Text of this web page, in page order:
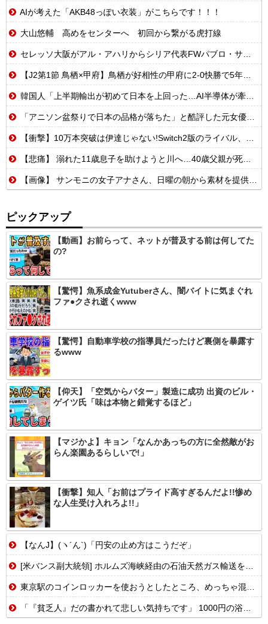
AIが考えた「AKB48っぽい衣装」がこちらです！！！
大山悠輔 高めをセンターへ 初回から繋がる虎打線
セレッソ大阪がアル・アハリからシリア代表FWパブロ・サバックを獲得へ 2025年のKリーグ得点王
【J2第1節 鳥栖×甲府】鳥栖が好相性の甲府に2-0快勝で5年ぶり開幕白星！田中雄大は古巣に恩返しPK弾
韓国人「上半期輸出が初めて日本を上回った…AI半導体が牽引で今年も4位狙える」
「アニソン盆祭りで日本の品格が落ちた」と酷評した元女優、「あんたが品格を語るのかよ！」と総ツッコミを食らってしまい……
【衝撃】10万本突破は伊達じゃない!Switch2版のライバル、まさかのSwitch版だったw
【悲痛】 溺れた11歳息子を助けようと川へ…40歳父親が死亡 息子は母親が救助 愛知
【画像】 サンモニの女子アナさん、日曜の朝から素材を提供してしまう
ピックアップ
【動画】お前らって、ネットが普及する前は何してた
の?
【驚愕】魚系成金Yutuberさん、闇バイトに気まぐれ
ファ●クされ逝くwww
【驚愕】自動車学校の指導員だったけど裏側を暴露す
るwww
【仰天】「空気からバター」製造に成功 出資のビル・
ゲイツ氏「味は本物と錯覚するほど」
【マジかよ】キョン「なんかあっちの方に全然敵がお
らん楽園あるらしいで!」
【衝撃】知人「お前はプライド高すぎるんだよ!!惨め
な人生受け入れろよ!!」
【なんJ】(ヽ´ん`)「円安の止め方はこうだぞ」
[米バンス副大統領] ホルムズ海峡経由の石油天然ガス輸送を戦闘前の水準に戻す事を表明！
東京駅のコインロッカーを使おうとしたところ、めっちゃ混んでいるなか、鍵が...
「『貧乏人』だの書かれて悲しい気持ちです」 1000円の浴衣を楽しむ和装愛好家 涼やかな着こなしに寄せられた心ない声